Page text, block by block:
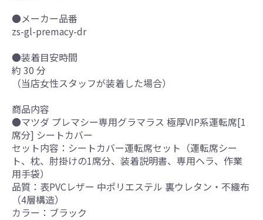
●メーカー品番
zs-gl-premacy-dr
●装着目安時間
約 30 分
（当店女性スタッフが装着した場合）
商品内容
●マツダ プレマシー専用グラマラス 極厚VIP系運転席[1
席分] シートカバー
セット内容：シートカバー運転席セット（運転席シー
ト、枕、肘掛けの1席分、装着説明書、専用ヘラ、作業
用手袋）
品質：表PVCレザー 中ポリエステル 裏ウレタン・不織布
（4層構造）
カラー：ブラック